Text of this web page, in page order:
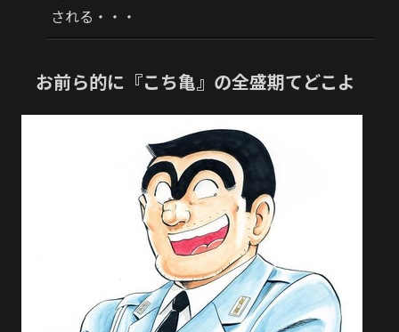
される・・・
お前ら的に『こち亀』の全盛期てどこよ